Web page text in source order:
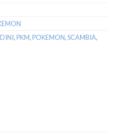
,PKM,POKEMON,SCAMBIA,